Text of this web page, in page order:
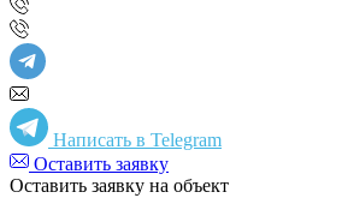
Написать в Telegram
Оставить заявку
Оставить заявку на объект